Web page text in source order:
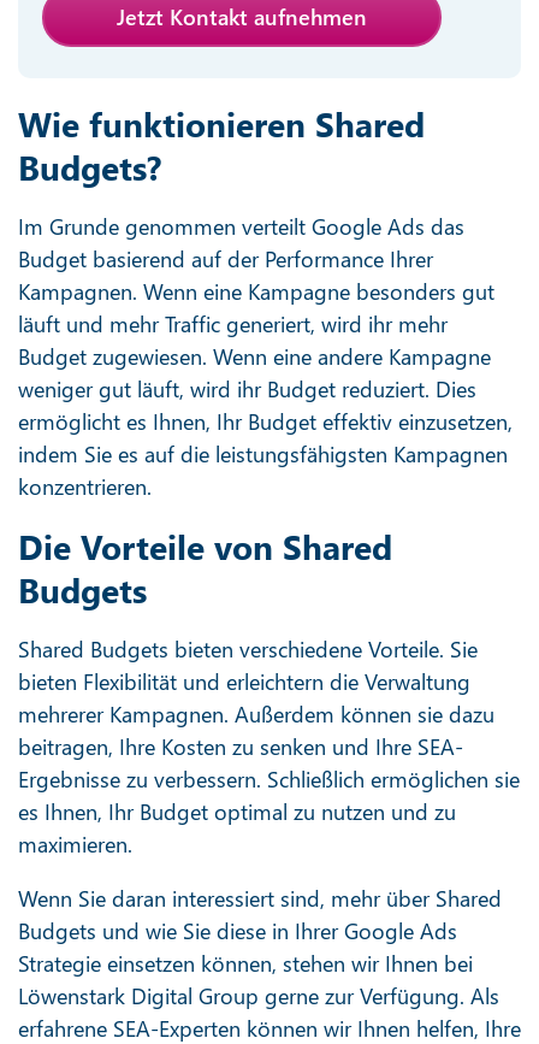
Jetzt Kontakt aufnehmen
Wie funktionieren Shared
Budgets?
Im Grunde genommen verteilt Google Ads das
Budget basierend auf der Performance Ihrer
Kampagnen. Wenn eine Kampagne besonders gut
läuft und mehr Traffic generiert, wird ihr mehr
Budget zugewiesen. Wenn eine andere Kampagne
weniger gut läuft, wird ihr Budget reduziert. Dies
ermöglicht es Ihnen, Ihr Budget effektiv einzusetzen,
indem Sie es auf die leistungsfähigsten Kampagnen
konzentrieren.
Die Vorteile von Shared
Budgets
Shared Budgets bieten verschiedene Vorteile. Sie
bieten Flexibilität und erleichtern die Verwaltung
mehrerer Kampagnen. Außerdem können sie dazu
beitragen, Ihre Kosten zu senken und Ihre SEA-
Ergebnisse zu verbessern. Schließlich ermöglichen sie
es Ihnen, Ihr Budget optimal zu nutzen und zu
maximieren.
Wenn Sie daran interessiert sind, mehr über Shared
Budgets und wie Sie diese in Ihrer Google Ads
Strategie einsetzen können, stehen wir Ihnen bei
Löwenstark Digital Group gerne zur Verfügung. Als
erfahrene SEA-Experten können wir Ihnen helfen, Ihre